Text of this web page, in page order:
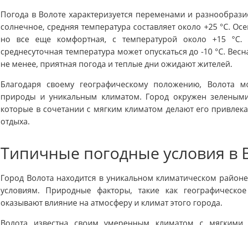
Погода в Волоте характеризуется переменами и
солнечное, средняя температура составляет около +25 °C.
но все еще комфортная, с температурой около +15
среднесуточная температура может опускаться до -10 °C.
не менее, приятная погода и теплые дни ожидают жителей.
Благодаря своему географическому положению, Волота
природы и уникальным климатом. Город окружен
которые в сочетании с мягким климатом делают его
отдыха.
Типичные погодные условия в
Город Волота находится в уникальном климатическом
условиям. Природные факторы, такие как
оказывают влияние на атмосферу и климат этого города.